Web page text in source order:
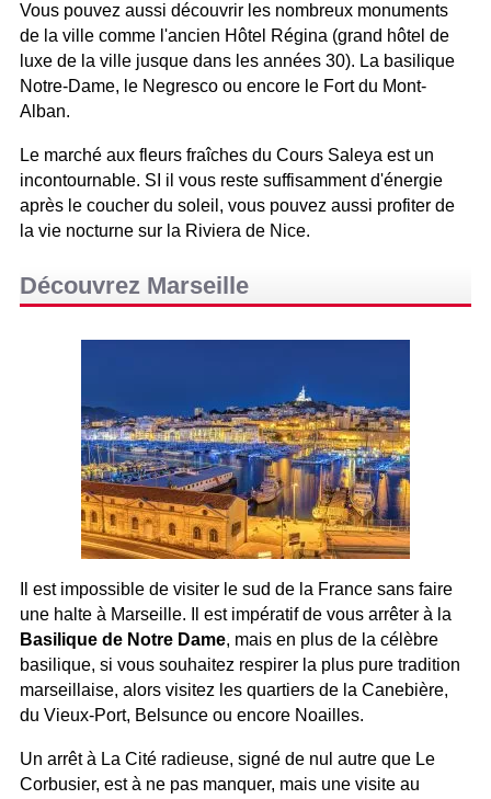
Vous pouvez aussi découvrir les nombreux monuments
de la ville comme l'ancien Hôtel Régina (grand hôtel de
luxe de la ville jusque dans les années 30). La basilique
Notre-Dame, le Negresco ou encore le Fort du Mont-
Alban.
Le marché aux fleurs fraîches du Cours Saleya est un
incontournable. SI il vous reste suffisamment d'énergie
après le coucher du soleil, vous pouvez aussi profiter de
la vie nocturne sur la Riviera de Nice.
Découvrez Marseille
Il est impossible de visiter le sud de la France sans faire
une halte à Marseille. Il est impératif de vous arrêter à la
Basilique de Notre Dame, mais en plus de la célèbre
basilique, si vous souhaitez respirer la plus pure tradition
marseillaise, alors visitez les quartiers de la Canebière,
du Vieux-Port, Belsunce ou encore Noailles.
Un arrêt à La Cité radieuse, signé de nul autre que Le
Corbusier, est à ne pas manquer, mais une visite au